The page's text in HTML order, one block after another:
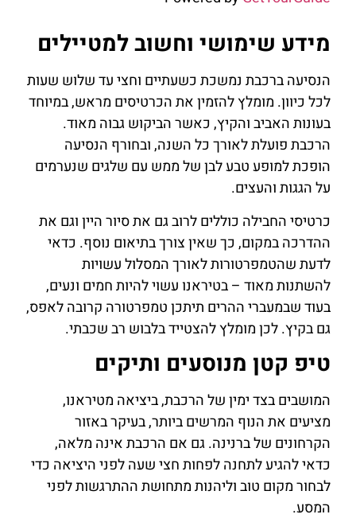
מידע שימושי וחשוב למטיילים
הנסיעה ברכבת נמשכת כשעתיים וחצי עד שלוש שעות
לכל כיוון. מומלץ להזמין את הכרטיסים מראש, במיוחד
בעונות האביב והקיץ, כאשר הביקוש גבוה מאוד.
הרכבת פועלת לאורך כל השנה, ובחורף הנסיעה
הופכת למופע טבע לבן של ממש עם שלגים שנערמים
על הגגות והעצים.
כרטיסי החבילה כוללים לרוב גם את סיור היין וגם את
ההדרכה במקום, כך שאין צורך בתיאום נוסף. כדאי
לדעת שהטמפרטורות לאורך המסלול עשויות
להשתנות מאוד – בטיראנו עשוי להיות חמים ונעים,
בעוד שבמעברי ההרים תיתכן טמפרטורה קרובה לאפס,
גם בקיץ. לכן מומלץ להצטייד בלבוש רב שכבתי.
טיפ קטן מנוסעים ותיקים
המושבים בצד ימין של הרכבת, ביציאה מטיראנו,
מציעים את הנוף המרשים ביותר, בעיקר באזור
הקרחונים של ברנינה. גם אם הרכבת אינה מלאה,
כדאי להגיע לתחנה לפחות חצי שעה לפני היציאה כדי
לבחור מקום טוב וליהנות מתחושת ההתרגשות לפני
המסע.